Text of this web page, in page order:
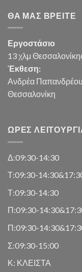
ΘΑ ΜΑΣ ΒΡΕΊΤΕ
Εργοστάσιο
13 χλμ
Έκθεση:
Ανδρέα Παπανδρέου
Θεσσαλονίκη
ΏΡΕΣ
Δ:09:30-14:30
Τ:09:30-
Τ:09:30-14:30
Π:09:30-
Π:09:30-
Σ:09:30-15:00
Κ: ΚΛΕΙΣΤΑ